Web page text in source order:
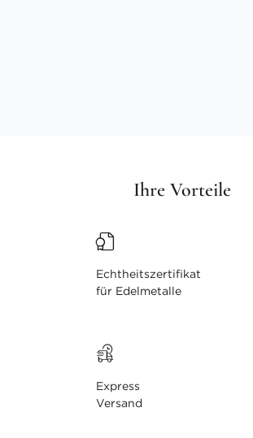
Ihre Vorteile
Echtheitszertifikat
für Edelmetalle
Express
Versand